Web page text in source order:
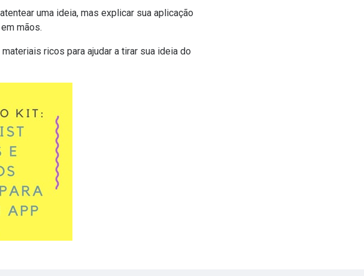
uma ideia, mas explicar sua aplicação
mãos.
ricos para ajudar a tirar sua ideia do